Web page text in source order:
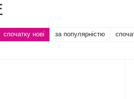
спочатку нові за популярністю